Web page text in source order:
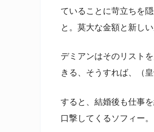
ていることに苛立ちを
と。莫大な金額と新し
デミアンはそのリスト
きる、そうすれば、（
すると、結婚後も仕事
口撃してくるソフィー